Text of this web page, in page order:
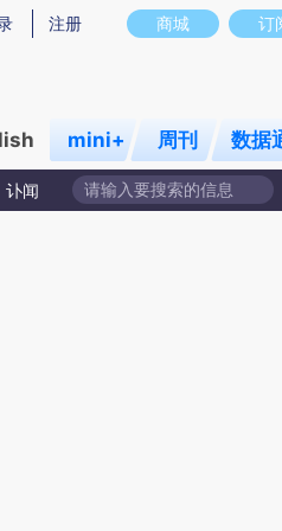
意图存在偏差。不代表财新观点和立场
商城 订
注册
mini+ 周刊 数据
讣闻